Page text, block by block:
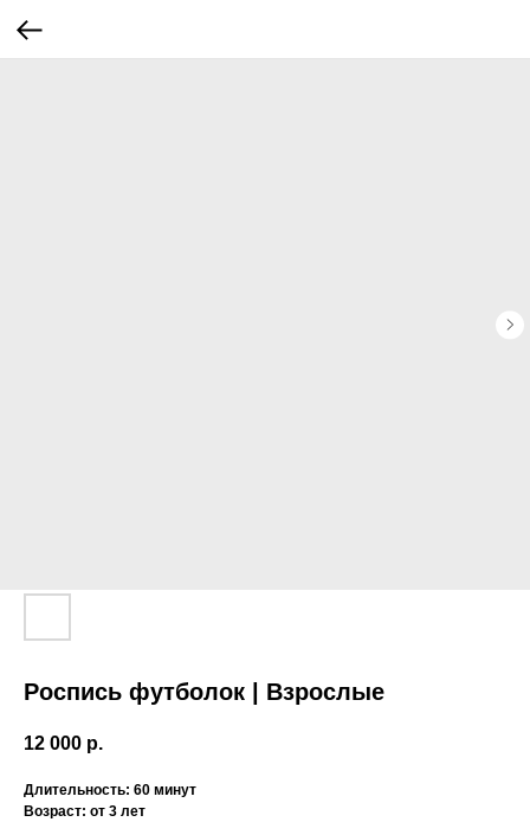
Роспись футболок | Взрослые
12 000 р.
Длительность: 60 минут
Возраст: от 3 лет